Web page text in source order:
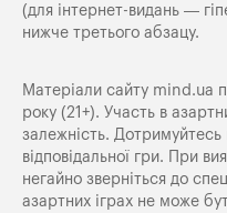
(для інтернет-видань —
нижче третього абзацу.
Матеріали сайту mind.ua
року (21+). Участь в
залежність. Дотримуйтесь
відповідальної гри. При
негайно зверніться до
азартних іграх не може